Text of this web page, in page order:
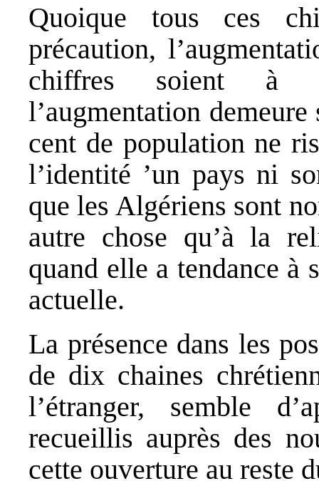
Quoique tous ces
précaution,
chiffres soient à
l’augmentation
cent de population ne
l’identité ’un pays ni
que les Algériens sont
autre chose qu’à la
quand elle a tendance à
actuelle.
La présence dans les
de dix chaines
l’étranger, semble
recueillis auprès des
cette ouverture au reste